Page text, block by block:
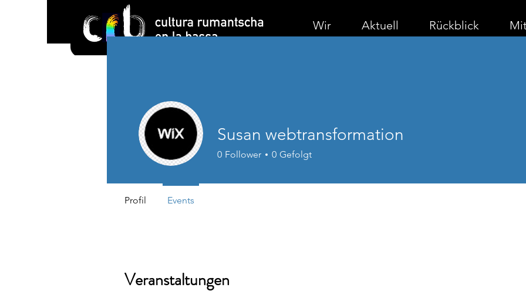
Wir Aktuell Rückblick
Veranstaltungen
Susan webtransformation
0 Follower 0 Gefolgt
Profil Events